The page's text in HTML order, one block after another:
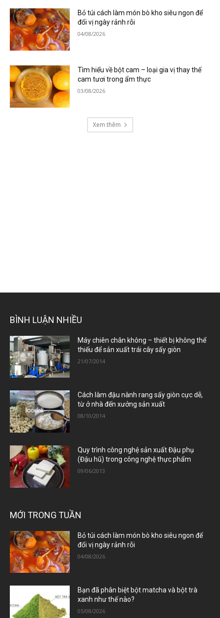
Bỏ túi cách làm món bò kho siêu ngon để
đổi vị ngày rảnh rỗi
04/08/2026
Tìm hiểu về bột cam – loại gia vị thay thế
cam tươi trong ẩm thực
03/08/2026
Xem thêm
BÌNH LUẬN NHIỀU
Máy chiên chân không – thiết bị không thể
thiếu để sản xuất trái cây sấy giòn
21/07/2014
Cách làm đậu nành rang sấy giòn cực dễ,
từ ở nhà đến xưởng sản xuất
08/10/2014
Quy trình công nghệ sản xuất Đậu phụ
(Đậu hũ) trong công nghệ thực phẩm
09/06/2013
MỚI TRONG TUẦN
Bỏ túi cách làm món bò kho siêu ngon để
đổi vị ngày rảnh rỗi
04/08/2026
Bạn đã phân biệt bột matcha và bột trà
xanh như thế nào?
05/08/2026